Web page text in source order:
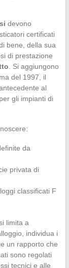
devono
certificati
bene, della sua
di prestazione
. Si aggiungono
del 1997, il
al
gli impianti di
da
privata di
classificati F
limita a
individua i
un rapporto che
sono regolati
tecnici e alle